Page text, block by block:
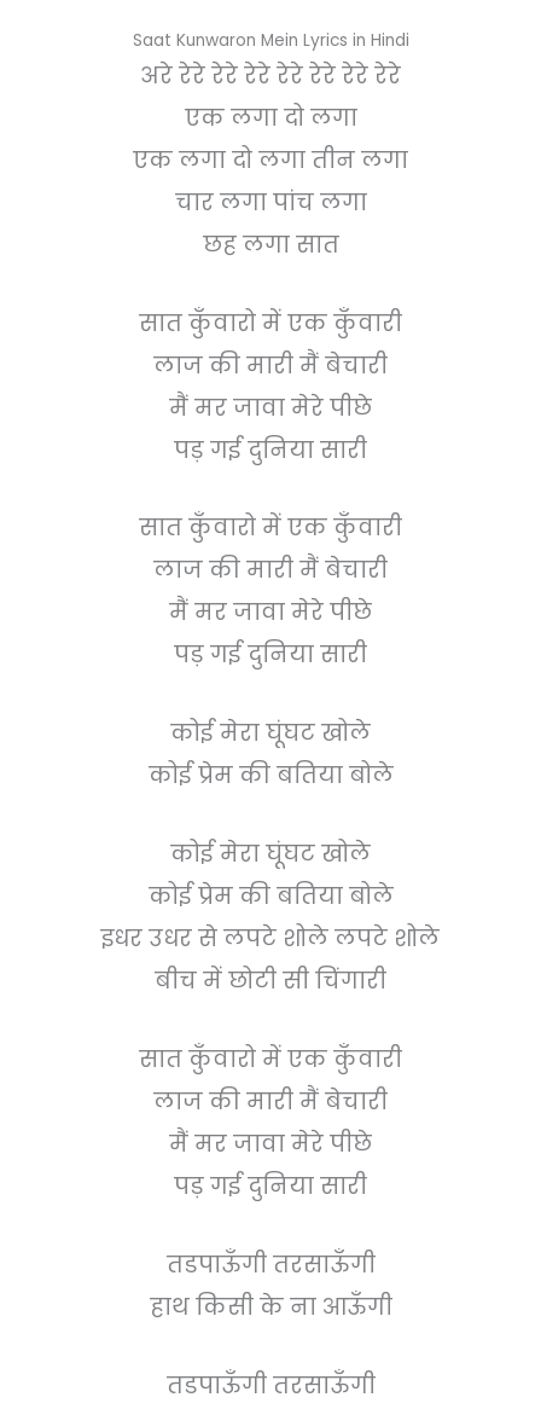
Saat Kunwaron Mein Lyrics in Hindi
अरे रेरे रेरे रेरे रेरे रेरे रेरे रेरे
एक लगा दो लगा
एक लगा दो लगा तीन लगा
चार लगा पांच लगा
छह लगा सात
सात कुँवारो में एक कुँवारी
लाज की मारी मैं बेचारी
मैं मर जावा मेरे पीछे
पड़ गई दुनिया सारी
सात कुँवारो में एक कुँवारी
लाज की मारी मैं बेचारी
मैं मर जावा मेरे पीछे
पड़ गई दुनिया सारी
कोई मेरा घूंघट खोले
कोई प्रेम की बतिया बोले
कोई मेरा घूंघट खोले
कोई प्रेम की बतिया बोले
इधर उधर से लपटे शोले लपटे शोले
बीच में छोटी सी चिंगारी
सात कुँवारो में एक कुँवारी
लाज की मारी मैं बेचारी
मैं मर जावा मेरे पीछे
पड़ गई दुनिया सारी
तडपाऊँगी तरसाऊँगी
हाथ किसी के ना आऊँगी
तडपाऊँगी तरसाऊँगी